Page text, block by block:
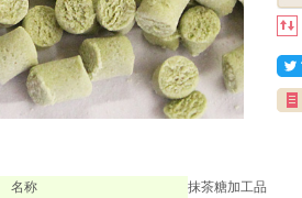
名称
抹茶糖加工品